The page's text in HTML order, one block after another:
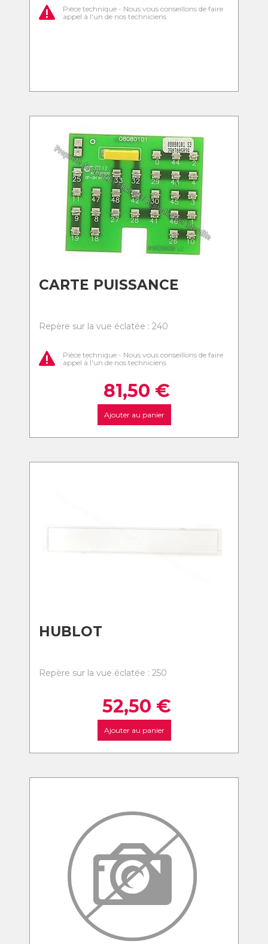
Pièce technique - Nous vous conseillons de faire
appel à l'un de nos techniciens
CARTE PUISSANCE
Repère sur la vue éclatée : 240
Pièce technique - Nous vous conseillons de faire
appel à l'un de nos techniciens
81,50 €
Ajouter au panier
HUBLOT
Repère sur la vue éclatée : 250
52,50 €
Ajouter au panier